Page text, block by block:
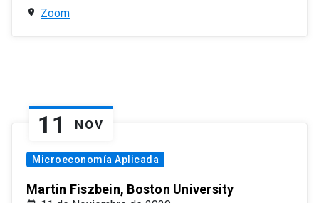
Zoom
11 NOV
Microeconomía Aplicada
Martin Fiszbein, Boston University